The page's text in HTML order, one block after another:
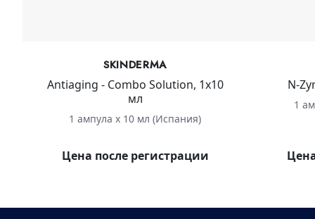
SKINDERMA
Antiaging - Combo Solution, 1х10
мл
1 ампула х 10 мл (Испания)
Цена после регистрации
N-
1